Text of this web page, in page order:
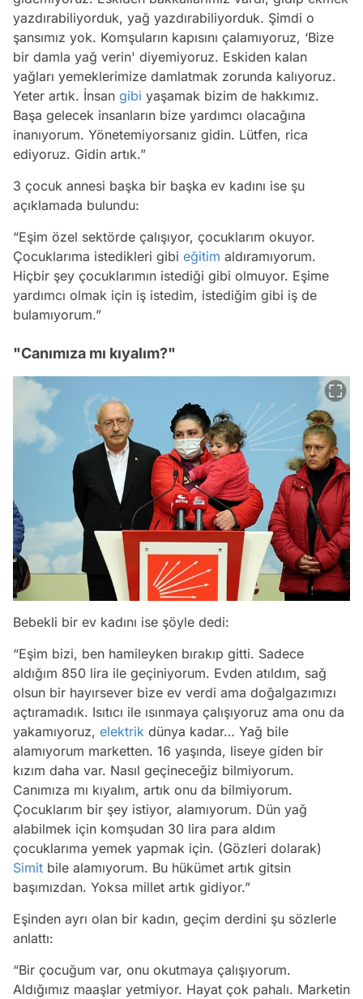
yazdırabiliyorduk, yağ yazdırabiliyorduk. Şimdi o
şansımız yok. Komşuların kapısını çalamıyoruz, ‘Bize
bir damla yağ verin' diyemiyoruz. Eskiden kalan
yağları yemeklerimize damlatmak zorunda kalıyoruz.
Yeter artık. İnsan gibi yaşamak bizim de hakkımız.
Başa gelecek insanların bize yardımcı olacağına
inanıyorum. Yönetemiyorsanız gidin. Lütfen, rica
ediyoruz. Gidin artık.”
3 çocuk annesi başka bir başka ev kadını ise şu
açıklamada bulundu:
“Eşim özel sektörde çalışıyor, çocuklarım okuyor.
Çocuklarıma istedikleri gibi eğitim aldıramıyorum.
Hiçbir şey çocuklarımın istediği gibi olmuyor. Eşime
yardımcı olmak için iş istedim, istediğim gibi iş de
bulamıyorum.”
"Canımıza mı kıyalım?"
Bebekli bir ev kadını ise şöyle dedi:
“Eşim bizi, ben hamileyken bırakıp gitti. Sadece
aldığım 850 lira ile geçiniyorum. Evden atıldım, sağ
olsun bir hayırsever bize ev verdi ama doğalgazımızı
açtıramadık. Isıtıcı ile ısınmaya çalışıyoruz ama onu da
yakamıyoruz, elektrik dünya kadar… Yağ bile
alamıyorum marketten. 16 yaşında, liseye giden bir
kızım daha var. Nasıl geçineceğiz bilmiyorum.
Canımıza mı kıyalım, artık onu da bilmiyorum.
Çocuklarım bir şey istiyor, alamıyorum. Dün yağ
alabilmek için komşudan 30 lira para aldım
çocuklarıma yemek yapmak için. (Gözleri dolarak)
Simit bile alamıyorum. Bu hükümet artık gitsin
başımızdan. Yoksa millet artık gidiyor.”
Eşinden ayrı olan bir kadın, geçim derdini şu sözlerle
anlattı:
“Bir çocuğum var, onu okutmaya çalışıyorum.
Aldığımız maaşlar yetmiyor. Hayat çok pahalı. Marketin